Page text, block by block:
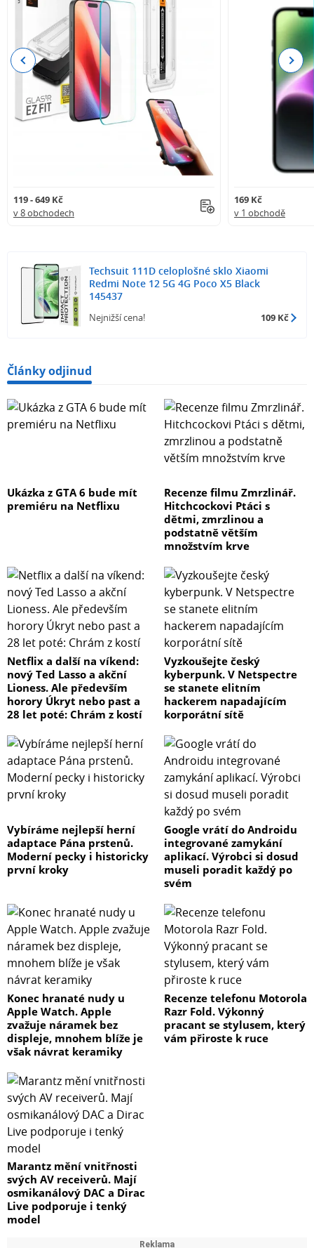
119 - 649 Kč
v 8 obchodech
169 Kč
v 1 obchodě
Previous Next
Techsuit 111D celoplošné sklo Xiaomi
Redmi Note 12 5G 4G Poco X5 Black
145437
Nejnižší cena! 109 Kč
Články odjinud
Ukázka z GTA 6 bude mít
premiéru na Netflixu
Recenze filmu Zmrzlinář.
Hitchcockovi Ptáci s
dětmi, zmrzlinou a
podstatně větším
množstvím krve
Netflix a další na víkend:
nový Ted Lasso a akční
Lioness. Ale především
horory Úkryt nebo past a
28 let poté: Chrám z kostí
Vyzkoušejte český
kyberpunk. V Netspectre
se stanete elitním
hackerem napadajícím
korporátní sítě
Vybíráme nejlepší herní
adaptace Pána prstenů.
Moderní pecky i historicky
první kroky
Google vrátí do Androidu
integrované zamykání
aplikací. Výrobci si dosud
museli poradit každý po
svém
Konec hranaté nudy u
Apple Watch. Apple
zvažuje náramek bez
displeje, mnohem blíže je
však návrat keramiky
Recenze telefonu Motorola
Razr Fold. Výkonný
pracant se stylusem, který
vám přiroste k ruce
Marantz mění vnitřnosti
svých AV receiverů. Mají
osmikanálový DAC a Dirac
Live podporuje i tenký
model